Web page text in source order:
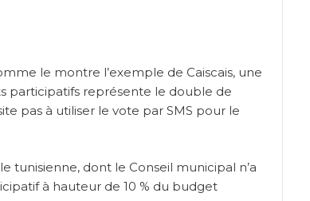
le montre l’exemple de Caiscais, une
participatifs représente le double de
pas à utiliser le vote par SMS pour le
tunisienne, dont le Conseil municipal n’a
à hauteur de 10 % du budget